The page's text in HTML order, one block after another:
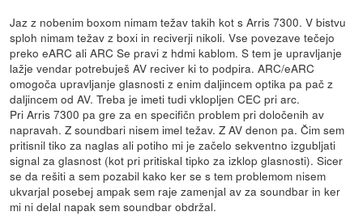
Jaz z nobenim boxom nimam težav takih kot s Arris 7300. V bistvu
sploh nimam težav z boxi in reciverji nikoli. Vse povezave tečejo
preko eARC ali ARC Se pravi z hdmi kablom. S tem je upravljanje
lažje vendar potrebuješ AV reciver ki to podpira. ARC/eARC
omogoča upravljanje glasnosti z enim daljincem optika pa pač z
daljincem od AV. Treba je imeti tudi vklopljen CEC pri arc.
Pri Arris 7300 pa gre za en specifičn problem pri določenih av
napravah. Z soundbari nisem imel težav. Z AV denon pa. Čim sem
pritisnil tiko za naglas ali potiho mi je začelo sekventno izgubljati
signal za glasnost (kot pri pritiskal tipko za izklop glasnosti). Sicer
se da rešiti a sem pozabil kako ker se s tem problemom nisem
ukvarjal posebej ampak sem raje zamenjal av za soundbar in ker
mi ni delal napak sem soundbar obdržal.